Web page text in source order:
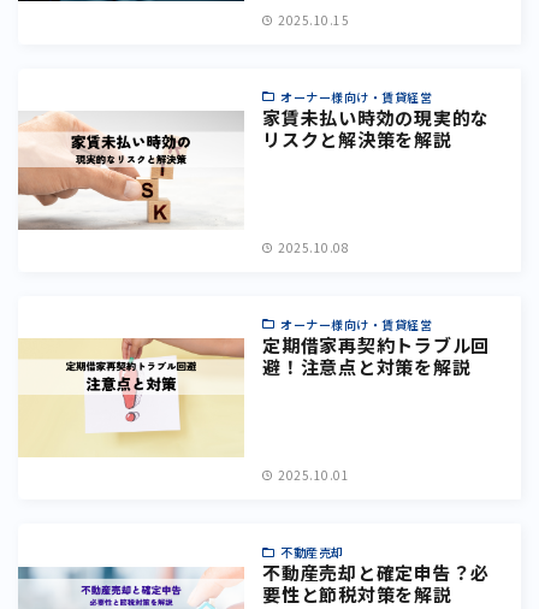
2025.10.15
オーナー様向け・賃貸経営
家賃未払い時効の現実的な
リスクと解決策を解説
2025.10.08
オーナー様向け・賃貸経営
定期借家再契約トラブル回
避！注意点と対策を解説
2025.10.01
不動産売却
不動産売却と確定申告？必
要性と節税対策を解説